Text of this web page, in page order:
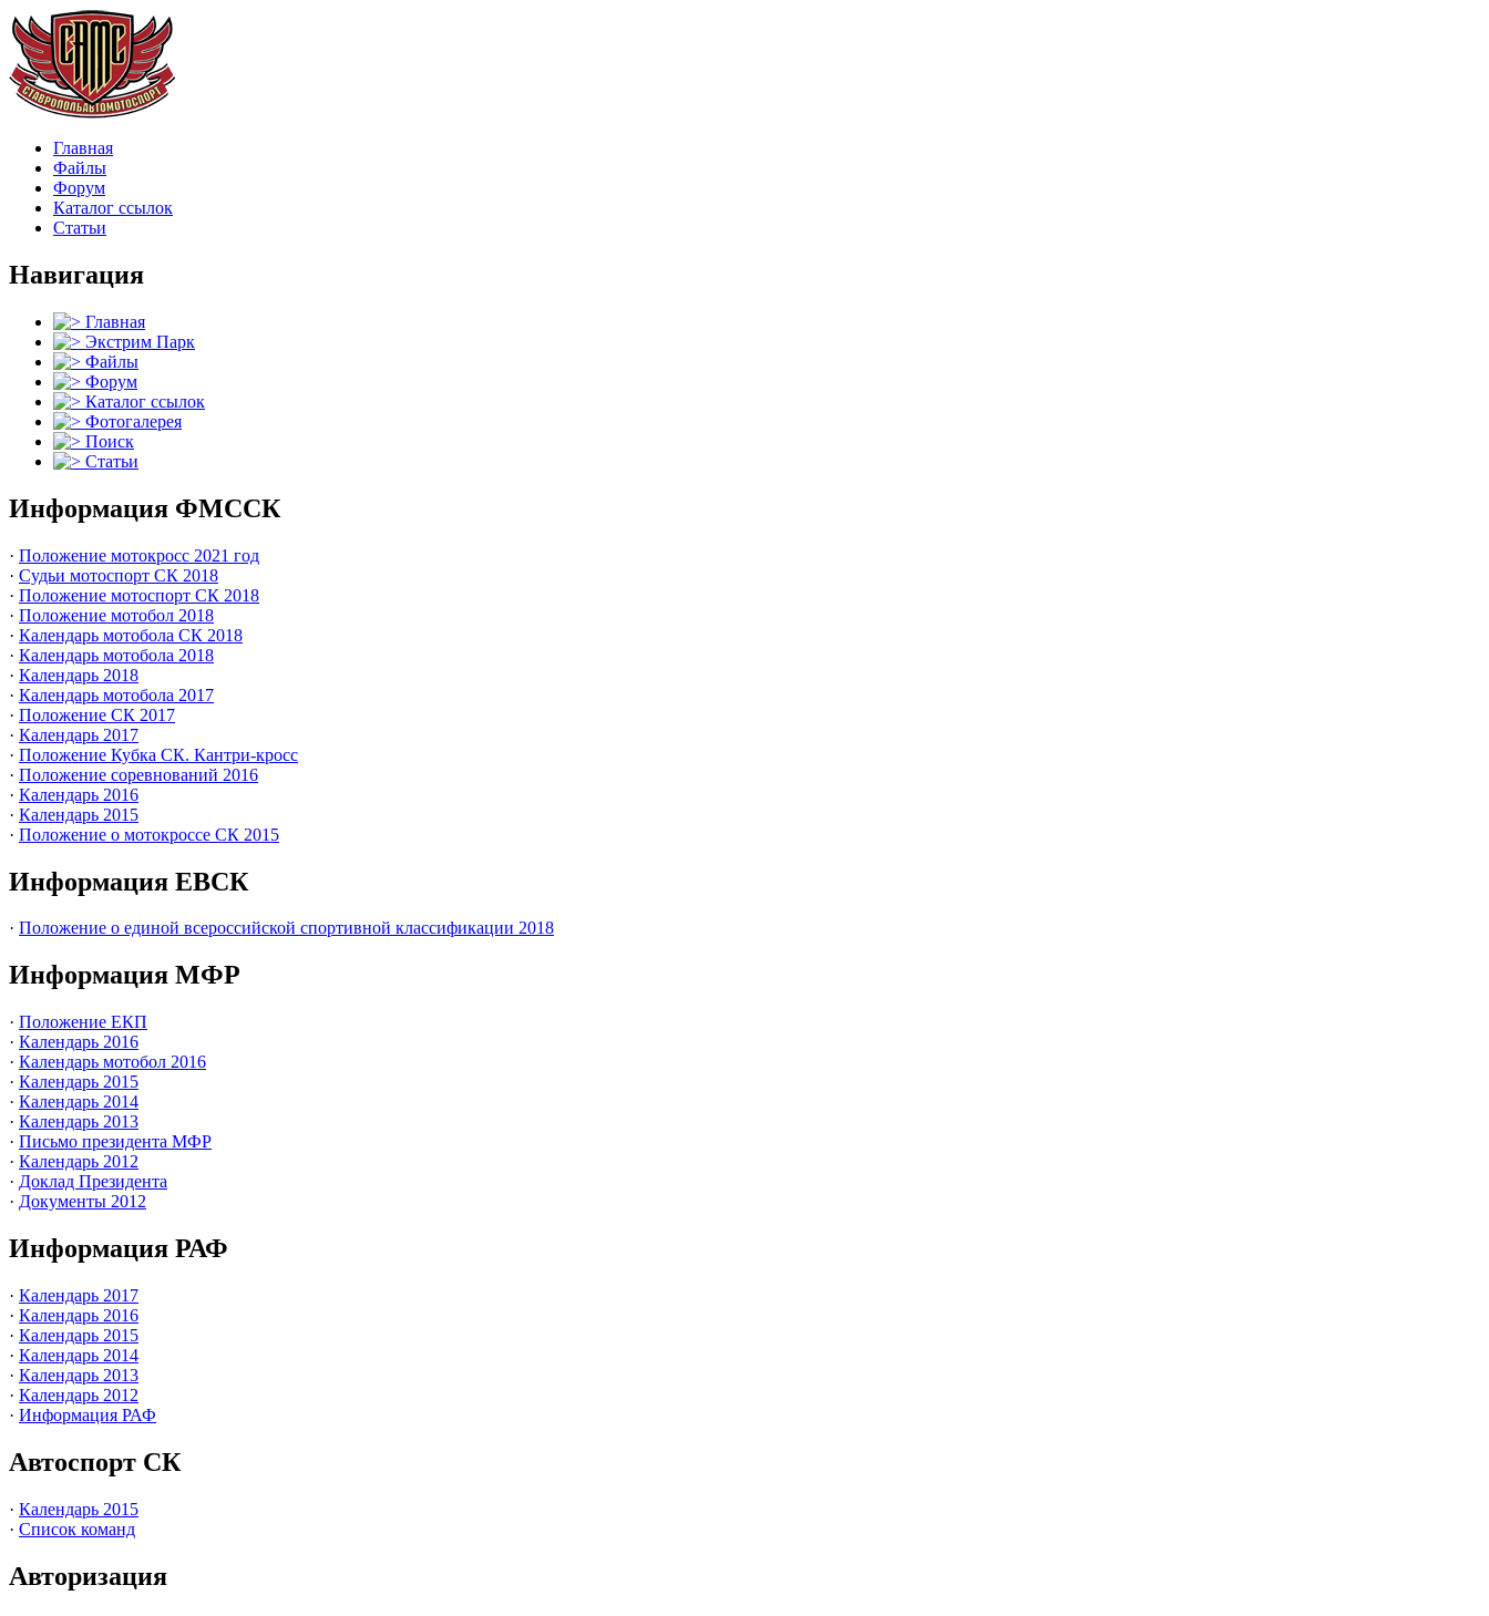
Главная
Файлы
Форум
Каталог ссылок
Статьи
Навигация
Главная
Экстрим Парк
Файлы
Форум
Каталог ссылок
Фотогалерея
Поиск
Статьи
Информация ФМССК
· Положение мотокросс 2021 год
· Судьи мотоспорт СК 2018
· Положение мотоспорт СК 2018
· Положение мотобол 2018
· Календарь мотобола СК 2018
· Календарь мотобола 2018
· Календарь 2018
· Календарь мотобола 2017
· Положение СК 2017
· Календарь 2017
· Положение Кубка СК. Кантри-кросс
· Положение соревнований 2016
· Календарь 2016
· Календарь 2015
· Положение о мотокроссе СК 2015
Информация ЕВСК
· Положение о единой всероссийской спортивной классификации 2018
Информация МФР
· Положение ЕКП
· Календарь 2016
· Календарь мотобол 2016
· Календарь 2015
· Календарь 2014
· Календарь 2013
· Письмо президента МФР
· Календарь 2012
· Доклад Президента
· Документы 2012
Информация РАФ
· Календарь 2017
· Календарь 2016
· Календарь 2015
· Календарь 2014
· Календарь 2013
· Календарь 2012
· Информация РАФ
Автоспорт СК
· Календарь 2015
· Список команд
Авторизация